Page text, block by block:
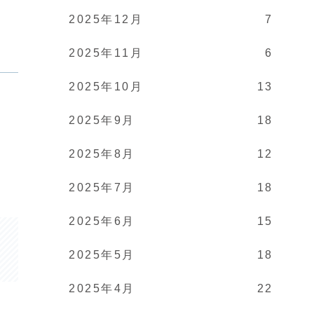
2025年12月 7
2025年11月 6
2025年10月 13
2025年9月 18
2025年8月 12
2025年7月 18
2025年6月 15
2025年5月 18
2025年4月 22